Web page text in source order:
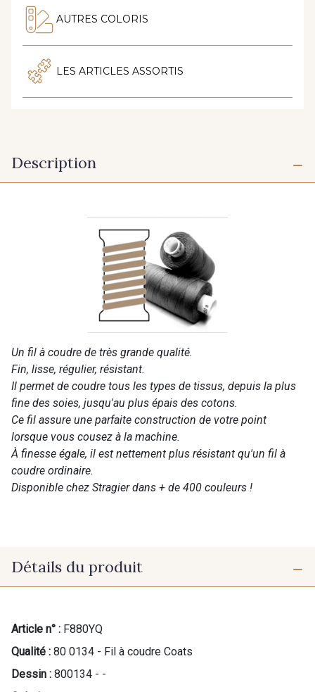
AUTRES COLORIS
LES ARTICLES ASSORTIS
Description
Un fil à coudre de très grande qualité.
Fin, lisse, régulier, résistant.
Il permet de coudre tous les types de tissus, depuis la plus
fine des soies, jusqu'au plus épais des cotons.
Ce fil assure une parfaite construction de votre point
lorsque vous cousez à la machine.
À finesse égale, il est nettement plus résistant qu'un fil à
coudre ordinaire.
Disponible chez Stragier dans + de 400 couleurs !
Détails du produit
Article n° : F880YQ
Qualité : 80 0134 - Fil à coudre Coats
Dessin : 800134 - -